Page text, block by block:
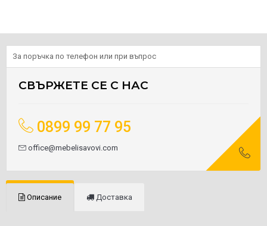
За поръчка по телефон или при въпрос
СВЪРЖЕТЕ СЕ С НАС
0899 99 77 95
office@mebelisavovi.com
Описание Доставка